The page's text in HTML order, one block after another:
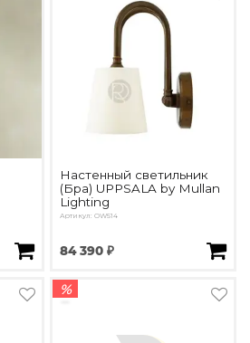
Настенный светильник
(Бра) UPPSALA by Mullan
Lighting
Артикул: OW514
84 390 ₽
%